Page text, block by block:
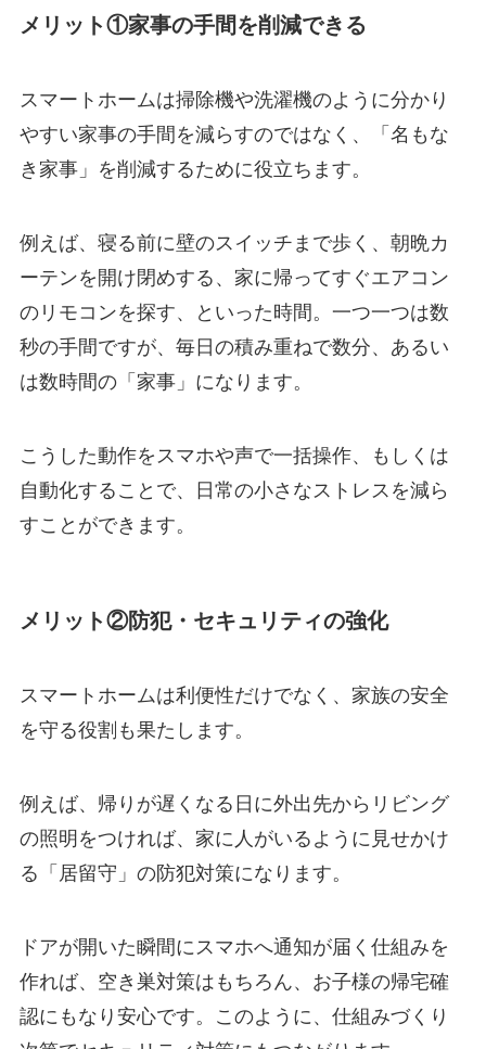
メリット①家事の手間を削減できる
スマートホームは掃除機や洗濯機のように分かり
やすい家事の手間を減らすのではなく、「名もな
き家事」を削減するために役立ちます。
例えば、寝る前に壁のスイッチまで歩く、朝晩カ
ーテンを開け閉めする、家に帰ってすぐエアコン
のリモコンを探す、といった時間。一つ一つは数
秒の手間ですが、毎日の積み重ねで数分、あるい
は数時間の「家事」になります。
こうした動作をスマホや声で一括操作、もしくは
自動化することで、日常の小さなストレスを減ら
すことができます。
メリット②防犯・セキュリティの強化
スマートホームは利便性だけでなく、家族の安全
を守る役割も果たします。
例えば、帰りが遅くなる日に外出先からリビング
の照明をつければ、家に人がいるように見せかけ
る「居留守」の防犯対策になります。
ドアが開いた瞬間にスマホへ通知が届く仕組みを
作れば、空き巣対策はもちろん、お子様の帰宅確
認にもなり安心です。このように、仕組みづくり